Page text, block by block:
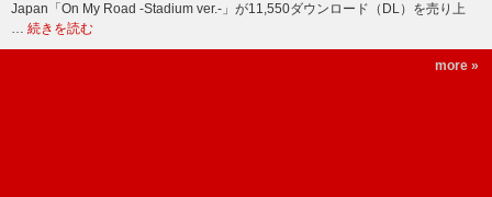
Japan「On My Road -Stadium ver.-」が11,550ダウンロード（DL）を売り上
… 続きを読む
more »